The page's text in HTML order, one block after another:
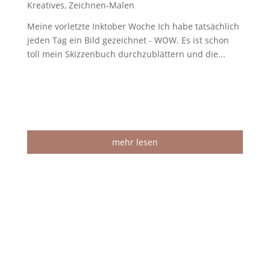
Kreatives, Zeichnen-Malen
Meine vorletzte Inktober Woche Ich habe tatsächlich
jeden Tag ein Bild gezeichnet - WOW. Es ist schon
toll mein Skizzenbuch durchzublättern und die...
mehr lesen